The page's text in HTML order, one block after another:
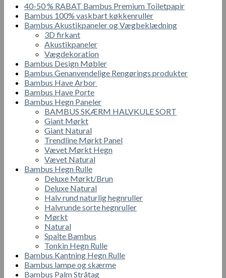
40-50 % RABAT Bambus Premium Toiletpapir
Bambus 100% vaskbart køkkenruller
Bambus Akustikpaneler og Vægbeklædning
3D firkant
Akustikpaneler
Vægdekoration
Bambus Design Møbler
Bambus Genanvendelige Rengørings produkter
Bambus Have Arbor
Bambus Have Porte
Bambus Hegn Paneler
BAMBUS SKÆRM HALVKULE SORT
Giant Mørkt
Giant Natural
Trendline Mørkt Panel
Vævet Mørkt Hegn
Vævet Natural
Bambus Hegn Rulle
Deluxe Mørkt/Brun
Deluxe Natural
Halv rund naturlig hegnruller
Halvrunde sorte hegnruller
Mørkt
Natural
Spalte Bambus
Tonkin Hegn Rulle
Bambus Kantning Hegn Rulle
Bambus lampe og skærme
Bambus Palm Stråtag